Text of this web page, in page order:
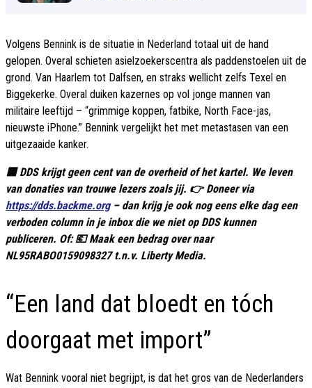
Volgens Bennink is de situatie in Nederland totaal uit de hand
gelopen. Overal schieten asielzoekerscentra als paddenstoelen uit de
grond. Van Haarlem tot Dalfsen, en straks wellicht zelfs Texel en
Biggekerke. Overal duiken kazernes op vol jonge mannen van
militaire leeftijd – “grimmige koppen, fatbike, North Face-jas,
nieuwste iPhone.” Bennink vergelijkt het met metastasen van een
uitgezaaide kanker.
🟦 DDS krijgt geen cent van de overheid of het kartel. We leven
van donaties van trouwe lezers zoals jij. 👉 Doneer via
https://dds.backme.org– dan krijg je ook nog eens elke dag een
verboden column in je inbox die we niet op DDS kunnen
publiceren. Of: 💶 Maak een bedrag over naar
NL95RABO0159098327 t.n.v. Liberty Media.
“Een land dat bloedt en tóch
doorgaat met import”
Wat Bennink vooral niet begrijpt, is dat het gros van de Nederlanders